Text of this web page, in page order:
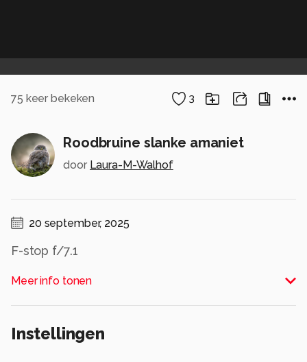
75 keer bekeken 3
Roodbruine slanke amaniet
door Laura-M-Walhof
20 september, 2025
F-stop f/7.1
ISO-snelheid ISO-560
Brandpuntafstand 70 mm
Flitsmodus. Geen Flits
Meer info tonen
Instellingen